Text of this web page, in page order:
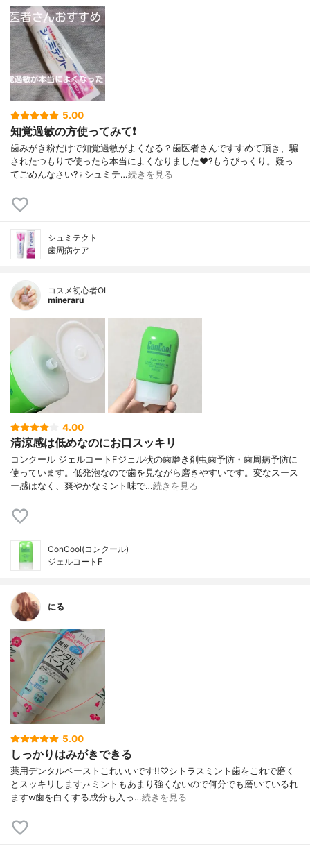
5.00
知覚過敏の方使ってみて❗
歯みがき粉だけで知覚過敏がよくなる？歯医者さんですすめて頂き、騙
されたつもりで使ったら本当によくなりました♥️?もうびっくり。疑っ
てごめんなさい?‍♀️シュミテ…続きを見る
シュミテクト
歯周病ケア
コスメ初心者OL
mineraru
4.00
清涼感は低めなのにお口スッキリ
コンクール ジェルコートFジェル状の歯磨き剤虫歯予防・歯周病予防に
使っています。低発泡なので歯を見ながら磨きやすいです。変なスース
ー感はなく、爽やかなミント味で…続きを見る
ConCool(コンクール)
ジェルコートF
にる
5.00
しっかりはみがきできる
薬用デンタルペーストこれいいです!!♡シトラスミント歯をこれで磨く
とスッキリします⸝⋆ミントもあまり強くないので何分でも磨いているれ
ますw歯を白くする成分も入っ…続きを見る